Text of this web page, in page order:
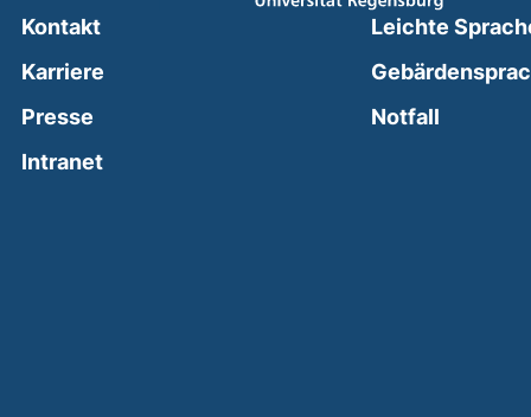
Kontakt
Karriere
Presse
Intranet(external link, opens in a new window)
Leichte
Notfall